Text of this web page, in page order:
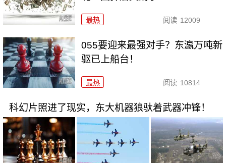
最热 阅读 12009
055要迎来最强对手？东瀛万吨新
驱已上船台！
最热 阅读 10814
科幻片照进了现实，东大机器狼驮着武器冲锋！